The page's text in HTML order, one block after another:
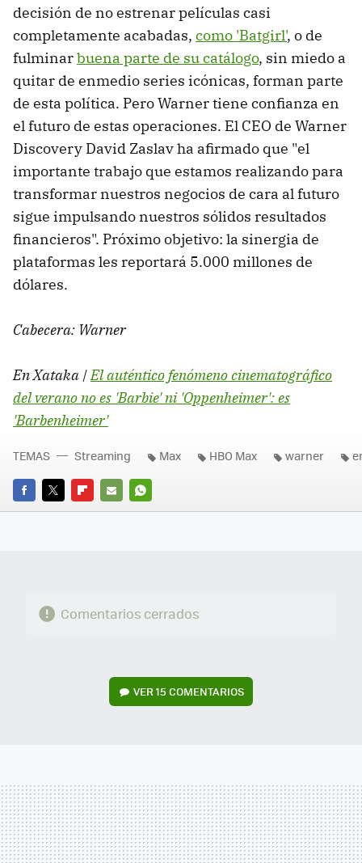
decisión de no estrenar películas casi
completamente acabadas, como 'Batgirl', o de
fulminarbuena parte de su catálogo, sin miedo a
quitar de enmedio series icónicas, forman parte
de esta política. Pero Warner tiene confianza en
el futuro de estas operaciones. El CEO de Warner
Discovery David Zaslav ha afirmado que "el
importante trabajo que estamos realizando para
transformar nuestros negocios de cara al futuro
sigue impulsando nuestros sólidos resultados
financieros". Próximo objetivo: la sinergia de
plataformas les reportará 5.000 millones de
dólares.
Cabecera: Warner
En Xataka |El auténtico fenómeno cinematográfico
del verano no es 'Barbie' ni 'Oppenheimer': es
'Barbenheimer'
FACEBOOK
TWITTERFLIPBOARD
E-
WHATSAPP
TEMAS Streaming Max HBO Max warner
Comentarios cerrados
VER15 COMENTARIOS